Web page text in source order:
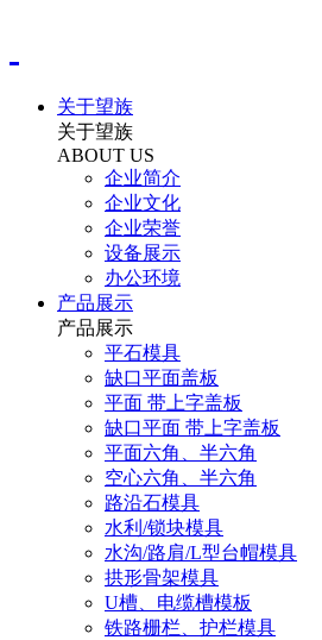
关于望族
关于望族
ABOUT US
企业简介
企业文化
企业荣誉
设备展示
办公环境
产品展示
产品展示
平石模具
缺口平面盖板
平面 带上字盖板
缺口平面 带上字盖板
平面六角、半六角
空心六角、半六角
路沿石模具
水利/锁块模具
水沟/路肩/L型台帽模具
拱形骨架模具
U槽、电缆槽模板
铁路栅栏、护栏模具